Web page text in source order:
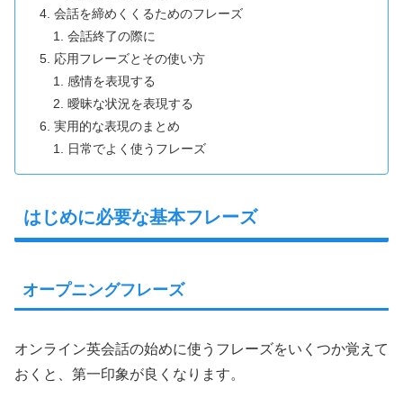
会話を締めくくるためのフレーズ
会話終了の際に
応用フレーズとその使い方
感情を表現する
曖昧な状況を表現する
実用的な表現のまとめ
日常でよく使うフレーズ
はじめに必要な基本フレーズ
オープニングフレーズ
オンライン英会話の始めに使うフレーズをいくつか覚えて
おくと、第一印象が良くなります。